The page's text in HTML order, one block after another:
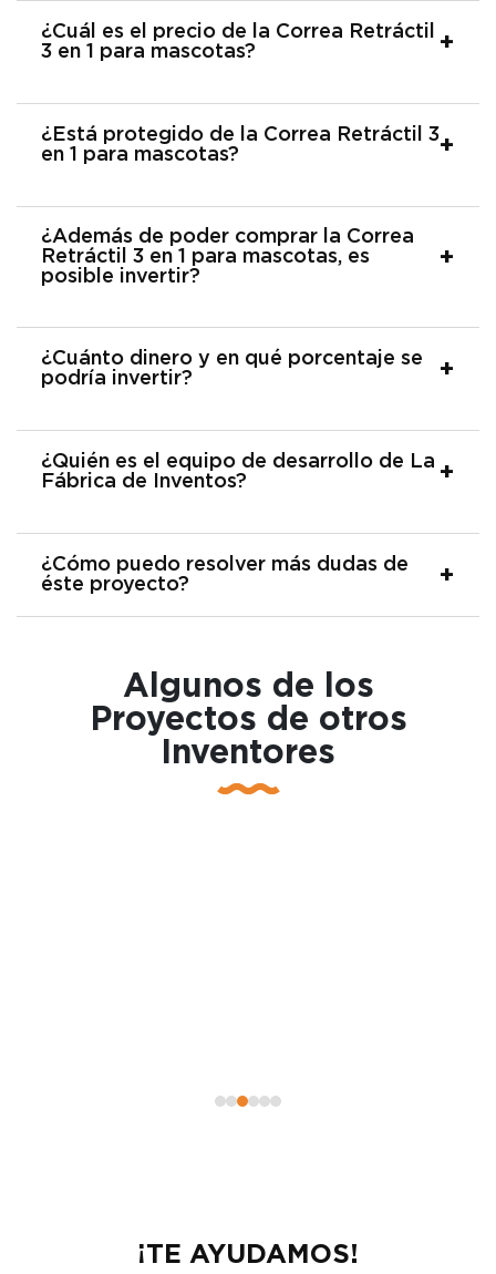
¿Cuál es el precio de la Correa Retráctil
3 en 1 para mascotas?
¿Está protegido de la Correa Retráctil 3
en 1 para mascotas?
¿Además de poder comprar la Correa
Retráctil 3 en 1 para mascotas, es
posible invertir?
¿Cuánto dinero y en qué porcentaje se
podría invertir?
¿Quién es el equipo de desarrollo de La
Fábrica de Inventos?
¿Cómo puedo resolver más dudas de
éste proyecto?
Algunos de los
Proyectos de otros
Inventores
¡TE AYUDAMOS!